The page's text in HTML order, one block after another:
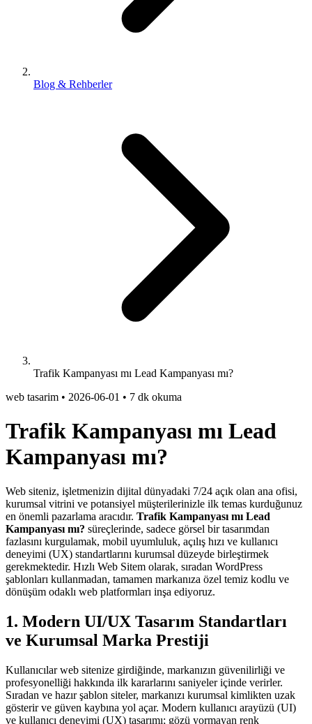
Blog & Rehberler
Trafik Kampanyası mı Lead Kampanyası mı?
web tasarim • 2026-06-01 • 7 dk okuma
Trafik Kampanyası mı Lead
Kampanyası mı?
Web siteniz, işletmenizin dijital dünyadaki 7/24 açık olan ana ofisi,
kurumsal vitrini ve potansiyel müşterilerinizle ilk temas kurduğunuz
en önemli pazarlama aracıdır. Trafik Kampanyası mı Lead
Kampanyası mı? süreçlerinde, sadece görsel bir tasarımdan
fazlasını kurgulamak, mobil uyumluluk, açılış hızı ve kullanıcı
deneyimi (UX) standartlarını kurumsal düzeyde birleştirmek
gerekmektedir. Hızlı Web Sitem olarak, sıradan WordPress
şablonları kullanmadan, tamamen markanıza özel temiz kodlu ve
dönüşüm odaklı web platformları inşa ediyoruz.
1. Modern UI/UX Tasarım Standartları
ve Kurumsal Marka Prestiji
Kullanıcılar web sitenize girdiğinde, markanızın güvenilirliği ve
profesyonelliği hakkında ilk kararlarını saniyeler içinde verirler.
Sıradan ve hazır şablon siteler, markanızı kurumsal kimlikten uzak
gösterir ve güven kaybına yol açar. Modern kullanıcı arayüzü (UI)
ve kullanıcı deneyimi (UX) tasarımı; gözü yormayan renk